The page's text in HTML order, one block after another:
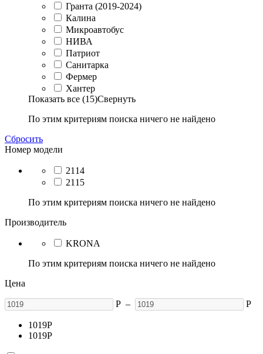
Гранта (2019-2024)
Калина
Микроавтобус
НИВА
Патриот
Санитарка
Фермер
Хантер
Показать все (15)Свернуть
По этим критериям поиска ничего не найдено
Сбросить
Номер модели
2114
2115
По этим критериям поиска ничего не найдено
Производитель
KRONA
По этим критериям поиска ничего не найдено
Цена
Р – Р
1019Р
1019Р